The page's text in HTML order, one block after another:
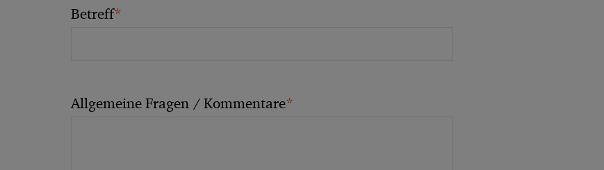
Betreff*
Allgemeine Fragen / Kommentare*